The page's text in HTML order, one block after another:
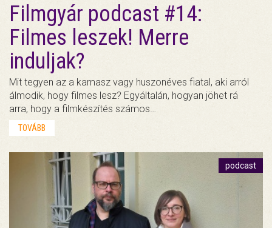
Filmgyár podcast #14:
Filmes leszek! Merre
induljak?
Mit tegyen az a kamasz vagy huszonéves fiatal, aki arról
álmodik, hogy filmes lesz? Egyáltalán, hogyan jöhet rá
arra, hogy a filmkészítés számos…
TOVÁBB
podcast